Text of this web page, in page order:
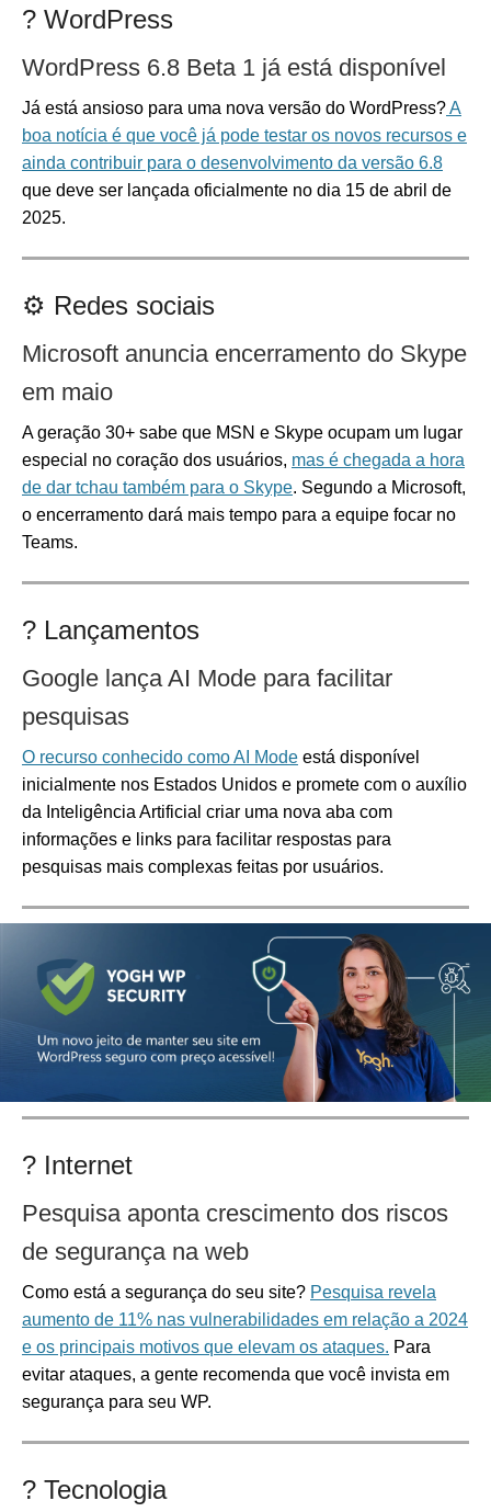
? WordPress
WordPress 6.8 Beta 1 já está disponível
Já está ansioso para uma nova versão do WordPress?A
boa notícia é que você já pode testar os novos recursos e
ainda contribuir para o desenvolvimento da versão 6.8
que deve ser lançada oficialmente no dia 15 de abril de
2025.
⚙️ Redes sociais
Microsoft anuncia encerramento do Skype
em maio
A geração 30+ sabe que MSN e Skype ocupam um lugar
especial no coração dos usuários, mas é chegada a hora
de dar tchau também para o Skype. Segundo a Microsoft,
o encerramento dará mais tempo para a equipe focar no
Teams.
? Lançamentos
Google lança AI Mode para facilitar
pesquisas
O recurso conhecido como AI Mode está disponível
inicialmente nos Estados Unidos e promete com o auxílio
da Inteligência Artificial criar uma nova aba com
informações e links para facilitar respostas para
pesquisas mais complexas feitas por usuários.
? Internet
Pesquisa aponta crescimento dos riscos
de segurança na web
Como está a segurança do seu site? Pesquisa revela
aumento de 11% nas vulnerabilidades em relação a 2024
e os principais motivos que elevam os ataques. Para
evitar ataques, a gente recomenda que você invista em
segurança para seu WP.
?️ Tecnologia